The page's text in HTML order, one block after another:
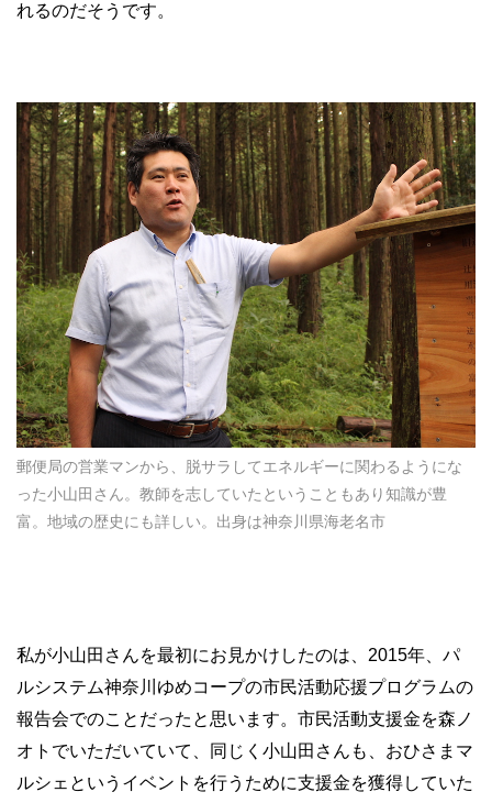
れるのだそうです。
郵便局の営業マンから、脱サラしてエネルギーに関わるようにな
った小山田さん。教師を志していたということもあり知識が豊
富。地域の歴史にも詳しい。出身は神奈川県海老名市
私が小山田さんを最初にお見かけしたのは、2015年、パ
ルシステム神奈川ゆめコープの市民活動応援プログラムの
報告会でのことだったと思います。市民活動支援金を森ノ
オトでいただいていて、同じく小山田さんも、おひさまマ
ルシェというイベントを行うために支援金を獲得していた